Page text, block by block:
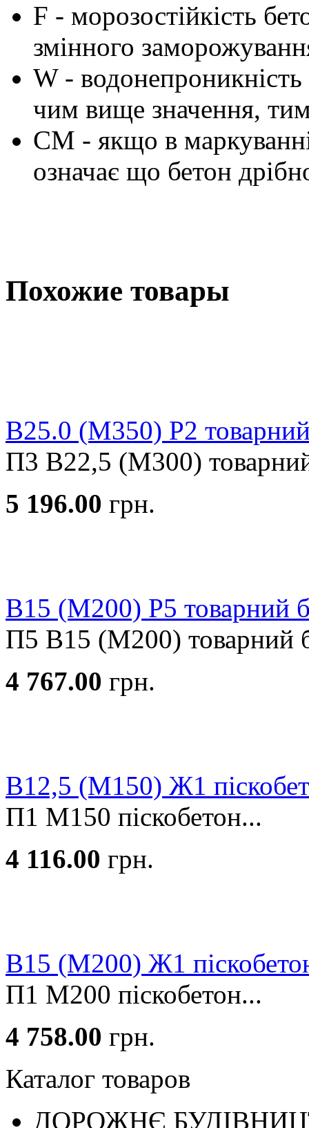
F - морозостійкість
змінного
W -
чим вище значення,
СМ - якщо в
означає що бетон
Похожие товары
В25.0 (М350) Р2
П3 В22,5 (М300)
5 196.00 грн.
В15 (М200) Р5 товарний
П5 В15 (М200) товарний
4 767.00 грн.
В12,5 (М150) Ж1
П1 М150 піскобетон...
4 116.00 грн.
В15 (М200) Ж1
П1 М200 піскобетон...
4 758.00 грн.
Каталог товаров
ДОРОЖНЄ